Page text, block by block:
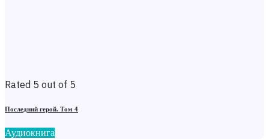
Rated 5 out of 5
Последний герой. Том 4
Аудиокнига